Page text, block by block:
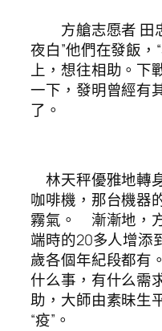
方艙志愿者 田
夜白”他們在發飯，
上，想往相助。下
一下，發明曾經有
了。
林天秤優雅地轉
咖啡機，那台機器
霧氣。 漸漸地，
端時的20多人增添
歲各個年紀段都有
什么事，有什么需
助，大師由素昧生
“疫”。